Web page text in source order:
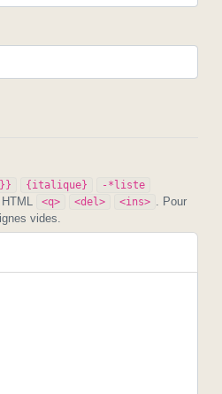
{italique}
-*liste
<q> <del> <ins>
. Pour
vides.